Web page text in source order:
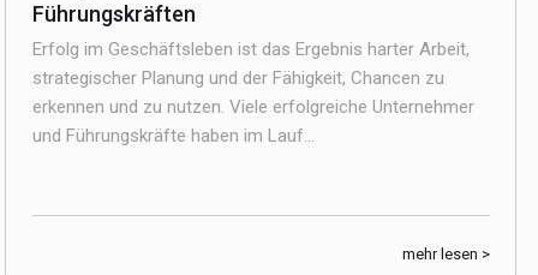
Führungskräften
Erfolg im Geschäftsleben ist das Ergebnis harter Arbeit,
strategischer Planung und der Fähigkeit, Chancen zu
erkennen und zu nutzen. Viele erfolgreiche Unternehmer
und Führungskräfte haben im Lauf...
mehr lesen >